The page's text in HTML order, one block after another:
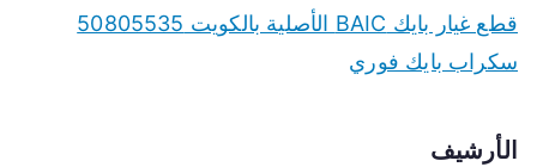
قطع غيار بايك BAIC الأصلية بالكويت 50805535
سكراب بايك فوري
الأرشيف